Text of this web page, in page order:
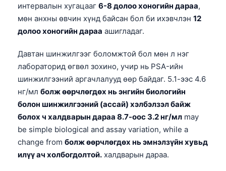
интервалын хугацааг 6-8 долоо хоногийн дараа,
мөн анхны өвчин хүнд байсан бол би ихэвчлэн 12
долоо хоногийн дараа ашигладаг.
Давтан шинжилгээг боломжтой бол мөн л нэг
лабораторид өгвөл зохино, учир нь PSA-ийн
шинжилгээний аргачлалууд өөр байдаг. 5.1-ээс 4.6
нг/мл болж өөрчлөгдөх нь энгийн биологийн
болон шинжилгээний (ассай) хэлбэлзэл байж
болох ч халдварын дараа 8.7-оос 3.2 нг/мл may
be simple biological and assay variation, while a
change from болж өөрчлөгдөх нь эмнэлзүйн хувьд
илүү ач холбогдолтой. халдварын дараа.
ಕನ್ನಡ
മലയാളം
Tiếng Việt
Tagalog
ភាសាខ្មែរ
Kiswahili